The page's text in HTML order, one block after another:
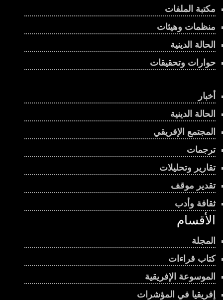
مكتبة الملفات
منظمات وهيئات
الحالة الدينية
حوارات وتحقيقات
أخبار
الحالة الدينية
المجتمع الإفريقي
ترجمات
تقارير وتحليلات
تقدير موقف
ثقافة وأدب
الأقسام
المجلة
كتاب قراءات
الموسوعة الإفريقية
إفريقيا في المؤشرات